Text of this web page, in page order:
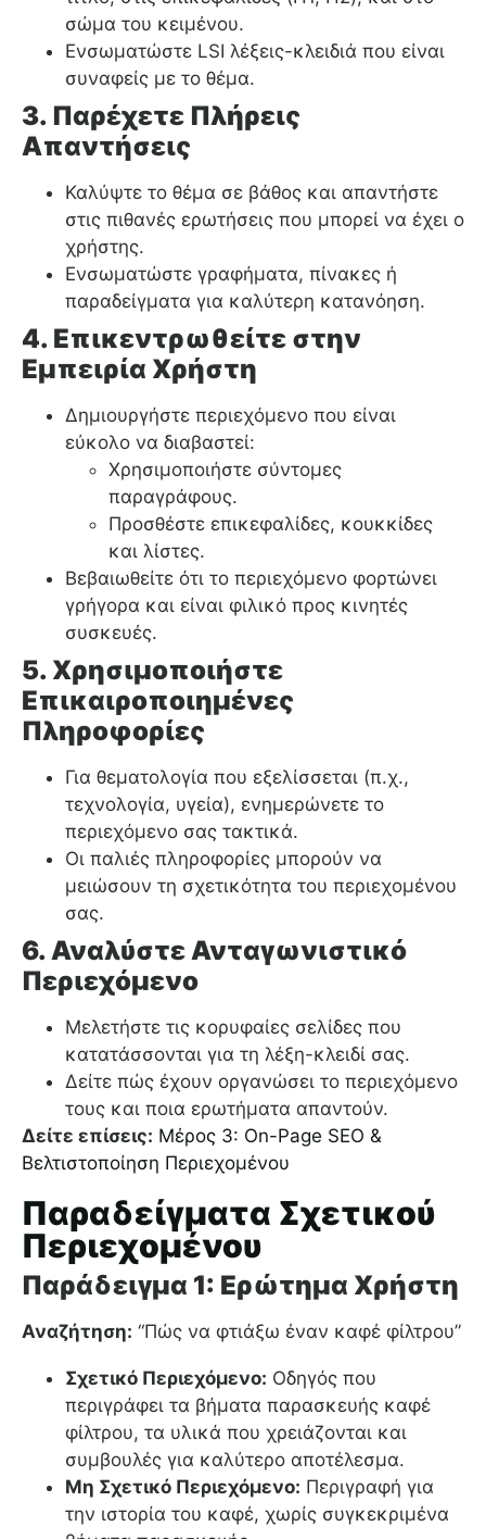
σώμα του κειμένου.
Ενσωματώστε LSI λέξεις-κλειδιά που είναι
συναφείς με το θέμα.
3. Παρέχετε Πλήρεις
Απαντήσεις
Καλύψτε το θέμα σε βάθος και απαντήστε
στις πιθανές ερωτήσεις που μπορεί να έχει ο
χρήστης.
Ενσωματώστε γραφήματα, πίνακες ή
παραδείγματα για καλύτερη κατανόηση.
4. Επικεντρωθείτε στην
Εμπειρία Χρήστη
Δημιουργήστε περιεχόμενο που είναι
εύκολο να διαβαστεί:
Χρησιμοποιήστε σύντομες
παραγράφους.
Προσθέστε επικεφαλίδες, κουκκίδες
και λίστες.
Βεβαιωθείτε ότι το περιεχόμενο φορτώνει
γρήγορα και είναι φιλικό προς κινητές
συσκευές.
5. Χρησιμοποιήστε
Επικαιροποιημένες
Πληροφορίες
Για θεματολογία που εξελίσσεται (π.χ.,
τεχνολογία, υγεία), ενημερώνετε το
περιεχόμενο σας τακτικά.
Οι παλιές πληροφορίες μπορούν να
μειώσουν τη σχετικότητα του περιεχομένου
σας.
6. Αναλύστε Ανταγωνιστικό
Περιεχόμενο
Μελετήστε τις κορυφαίες σελίδες που
κατατάσσονται για τη λέξη-κλειδί σας.
Δείτε πώς έχουν οργανώσει το περιεχόμενο
τους και ποια ερωτήματα απαντούν.
Δείτε επίσεις: Μέρος 3: On-Page SEO &
Βελτιστοποίηση Περιεχομένου
Παραδείγματα Σχετικού
Περιεχομένου
Παράδειγμα 1: Ερώτημα Χρήστη
Αναζήτηση: “Πώς να φτιάξω έναν καφέ φίλτρου”
Σχετικό Περιεχόμενο: Οδηγός που
περιγράφει τα βήματα παρασκευής καφέ
φίλτρου, τα υλικά που χρειάζονται και
συμβουλές για καλύτερο αποτέλεσμα.
Μη Σχετικό Περιεχόμενο: Περιγραφή για
την ιστορία του καφέ, χωρίς συγκεκριμένα